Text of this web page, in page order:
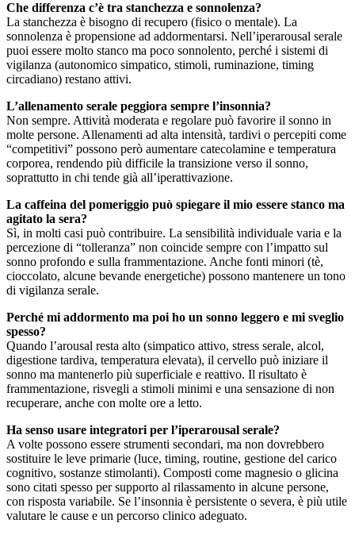
Che differenza c’è tra stanchezza e sonnolenza?
La stanchezza è bisogno di recupero (fisico o mentale). La
sonnolenza è propensione ad addormentarsi. Nell’iperarousal serale
puoi essere molto stanco ma poco sonnolento, perché i sistemi di
vigilanza (autonomico simpatico, stimoli, ruminazione, timing
circadiano) restano attivi.
L’allenamento serale peggiora sempre l’insonnia?
Non sempre. Attività moderata e regolare può favorire il sonno in
molte persone. Allenamenti ad alta intensità, tardivi o percepiti come
“competitivi” possono però aumentare catecolamine e temperatura
corporea, rendendo più difficile la transizione verso il sonno,
soprattutto in chi tende già all’iperattivazione.
La caffeina del pomeriggio può spiegare il mio essere stanco ma
agitato la sera?
Sì, in molti casi può contribuire. La sensibilità individuale varia e la
percezione di “tolleranza” non coincide sempre con l’impatto sul
sonno profondo e sulla frammentazione. Anche fonti minori (tè,
cioccolato, alcune bevande energetiche) possono mantenere un tono
di vigilanza serale.
Perché mi addormento ma poi ho un sonno leggero e mi sveglio
spesso?
Quando l’arousal resta alto (simpatico attivo, stress serale, alcol,
digestione tardiva, temperatura elevata), il cervello può iniziare il
sonno ma mantenerlo più superficiale e reattivo. Il risultato è
frammentazione, risvegli a stimoli minimi e una sensazione di non
recuperare, anche con molte ore a letto.
Ha senso usare integratori per l’iperarousal serale?
A volte possono essere strumenti secondari, ma non dovrebbero
sostituire le leve primarie (luce, timing, routine, gestione del carico
cognitivo, sostanze stimolanti). Composti come magnesio o glicina
sono citati spesso per supporto al rilassamento in alcune persone,
con risposta variabile. Se l’insonnia è persistente o severa, è più utile
valutare le cause e un percorso clinico adeguato.